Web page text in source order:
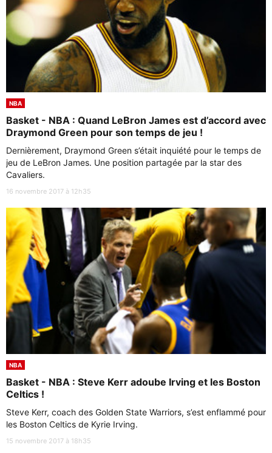
NBA
Basket - NBA : Quand LeBron James est d’accord avec
Draymond Green pour son temps de jeu !
Dernièrement, Draymond Green s’était inquiété pour le temps de
jeu de LeBron James. Une position partagée par la star des
Cavaliers.
16 novembre 2017 à 12h35
NBA
Basket - NBA : Steve Kerr adoube Irving et les Boston
Celtics !
Steve Kerr, coach des Golden State Warriors, s’est enflammé pour
les Boston Celtics de Kyrie Irving.
15 novembre 2017 à 18h35